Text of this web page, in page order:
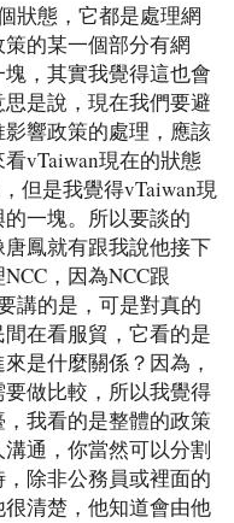
狀態，它都是處理網
的某一個部分有網
，其實我覺得這也會
是說，現在我們要避
響政策的處理，應該
vTaiwan現在的狀態
但是我覺得vTaiwan現
一塊。所以要談的
鳳就有跟我說他接下
，因為NCC跟
講的是，可是對真的
在看服貿，它看的是
是什麼關係？因為，
做比較，所以我覺得
我看的是整體的政策
通，你當然可以分割
除非公務員或裡面的
清楚，他知道會由他